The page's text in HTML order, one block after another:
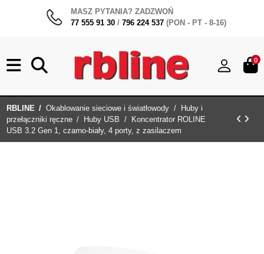
MASZ PYTANIA? ZADZWOŃ
77 555 91 30 / 796 224 537 (PON - PT - 8-16)
0
RBLINE Okablowanie sieciowe i światłowody
Huby i
przełączniki ręczne
Huby USB
Koncentrator ROLINE
USB 3.2 Gen 1, czarno-biały, 4 porty, z zasilaczem